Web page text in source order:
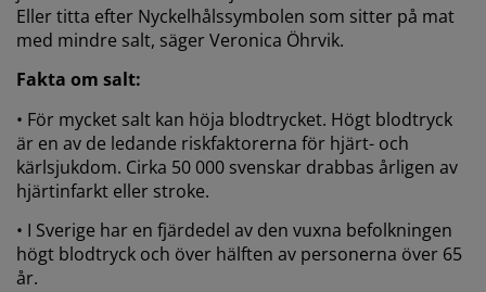
Eller titta efter Nyckelhålssymbolen som sitter på mat
med mindre salt, säger Veronica Öhrvik.
Fakta om salt:
• För mycket salt kan höja blodtrycket. Högt blodtryck
är en av de ledande riskfaktorerna för hjärt- och
kärlsjukdom. Cirka 50 000 svenskar drabbas årligen av
hjärtinfarkt eller stroke.
• I Sverige har en fjärdedel av den vuxna befolkningen
högt blodtryck och över hälften av personerna över 65
år.